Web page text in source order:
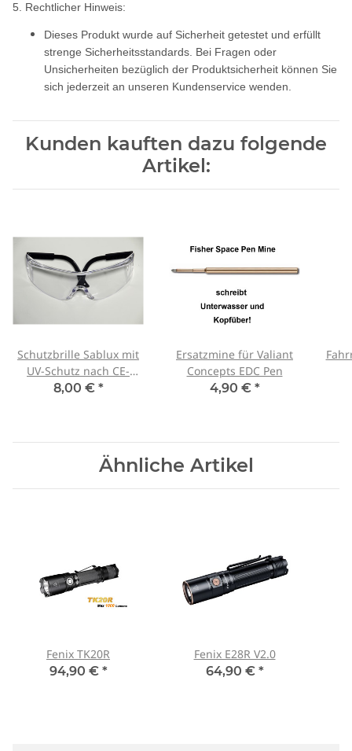
5. Rechtlicher Hinweis:
Dieses Produkt wurde auf Sicherheit getestet und erfüllt
strenge Sicherheitsstandards. Bei Fragen oder
Unsicherheiten bezüglich der Produktsicherheit können Sie
sich jederzeit an unseren Kundenservice wenden.
Kunden kauften dazu folgende
Artikel:
Schutzbrille Sablux mit
UV-Schutz nach CE-
EN166
8,00 € *
Ersatzmine für Valiant
Concepts EDC Pen
4,90 € *
Ähnliche Artikel
Fenix TK20R
94,90 € *
Fenix E28R V2.0
64,90 € *